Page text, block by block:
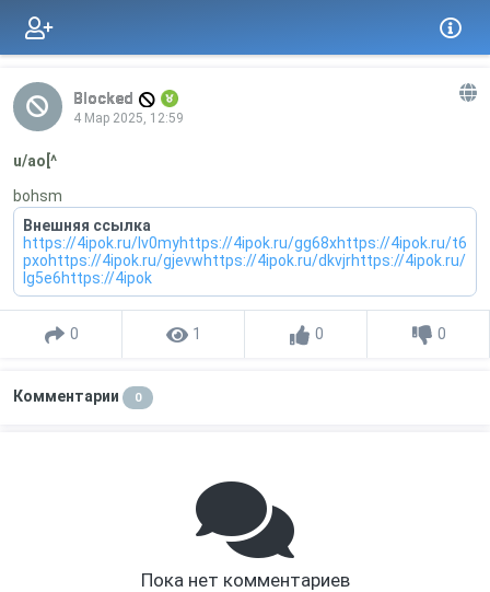
Blocked
4 Мар 2025, 12:59
u/ao[^
bohsm
Внешняя ссылка
https://4ipok.ru/lv0myhttps://4ipok.ru/gg68xhttps://4ipok.ru/t6
pxohttps://4ipok.ru/gjevwhttps://4ipok.ru/dkvjrhttps://4ipok.ru/
lg5e6https://4ipok
0 1 0 0
Комментарии 0
Пока нет комментариев